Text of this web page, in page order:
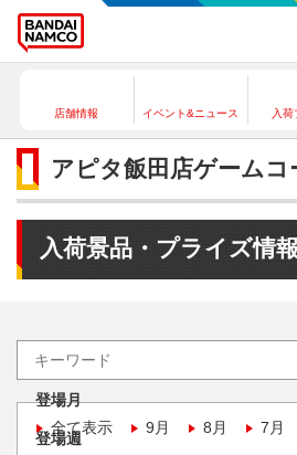
店舗情報 イベント&ニュース 入荷
アピタ飯田店ゲームコ
入荷景品・プライズ情報
登場月
全て表示
9月 8月 7月
登場週